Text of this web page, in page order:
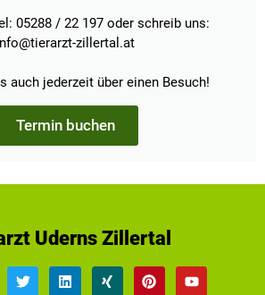
05288 / 22 197 oder schreib uns:
zillertal.at
auch jederzeit über einen Besuch!
Termin buchen
Uderns Zillertal